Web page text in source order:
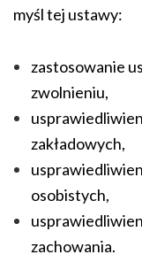
myśl tej ustawy:
zastosowanie
zwolnieniu,
zakładowych,
osobistych,
zachowania.